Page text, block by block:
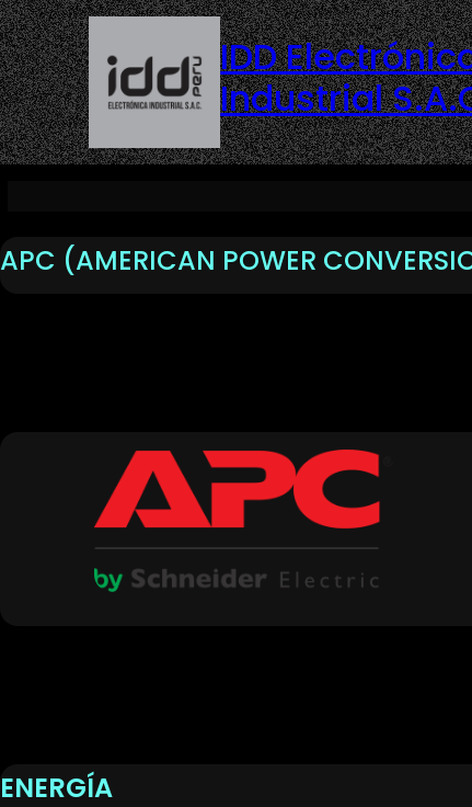
IDD
Industrial
APC (AMERICAN POWER
ENERGÍA